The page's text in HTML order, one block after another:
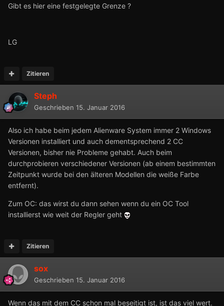
Gibt es hier eine festgelegte Grenze ?
LG
Zitieren
Steph
Geschrieben 15. Januar 2016
Also ich habe beim jedem Alienware System immer 2 Windows
Versionen installiert und auch dementsprechend 2 CC
Versionen, bisher nie Probleme gehabt. Auch beim
durchprobieren verschiedener Versionen (ab einem bestimmten
Zeitpunkt wurde bei den älteren Modellen die weiße Farbe
entfernt).
Zum OC: das wirst du dann sehen wenn du ein OC Tool
installierst wie weit der Regler geht
Zitieren
sox
Geschrieben 15. Januar 2016
Wenn das mit dem CC schon mal beseitigt ist, ist das viel wert.